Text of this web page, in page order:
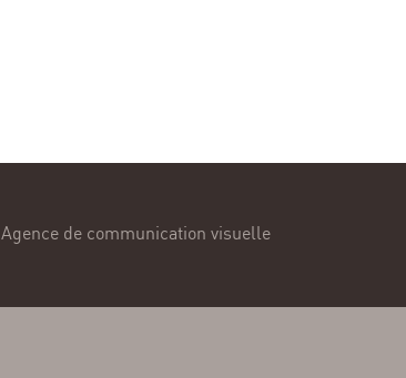
Agence de communication visuelle